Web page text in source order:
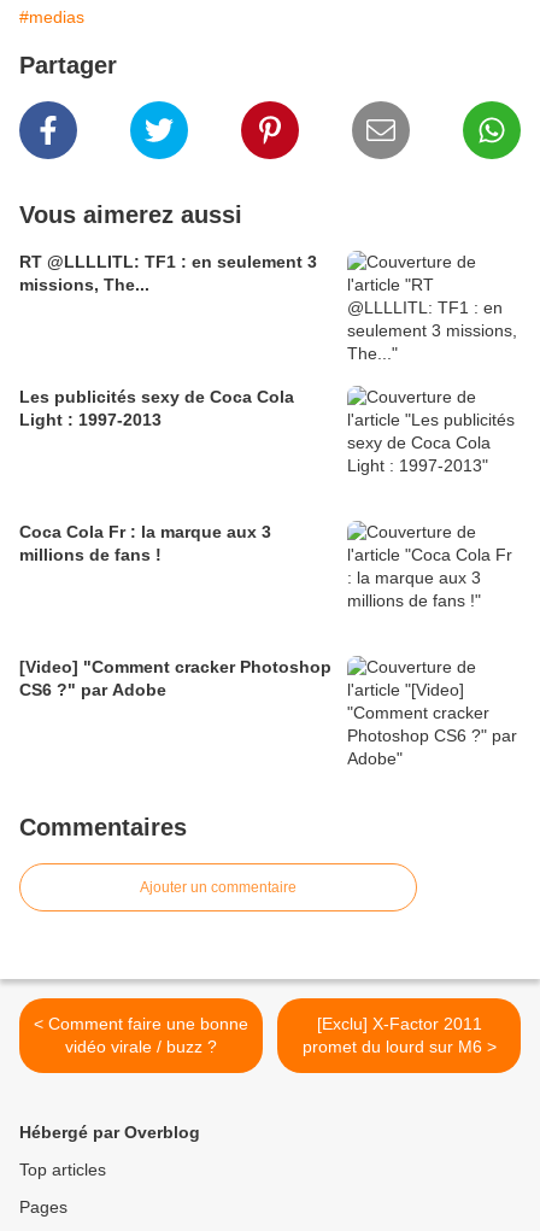
#medias
Partager
Vous aimerez aussi
RT @LLLLITL: TF1 : en seulement 3
missions, The...
Les publicités sexy de Coca Cola
Light : 1997-2013
Coca Cola Fr : la marque aux 3
millions de fans !
[Video] "Comment cracker Photoshop
CS6 ?" par Adobe
Commentaires
Ajouter un commentaire
< Comment faire une bonne
vidéo virale / buzz ?
[Exclu] X-Factor 2011
promet du lourd sur M6 >
Hébergé par Overblog
Top articles
Pages